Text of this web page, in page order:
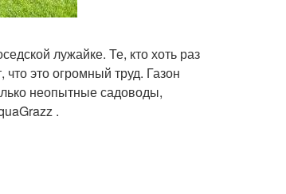
лужайке. Те, кто хоть раз
это огромный труд. Газон
неопытные садоводы,
.